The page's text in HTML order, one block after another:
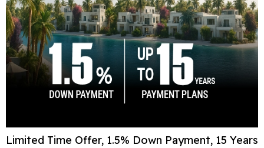
Limited Time Offer, 1.5% Down Payment, 15 Years